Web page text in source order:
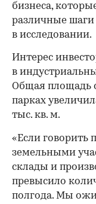
бизнеса,
различные шаги
в исследовании.
Интерес
в
Общая площадь
парках
тыс. кв. м.
«Если говорить
земельными
склады и
превысило
полгода. Мы